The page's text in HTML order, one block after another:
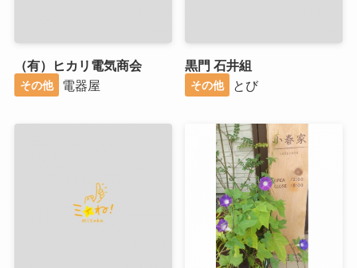
（有）ヒカリ電気商会
その他 電器屋
黒門 石井組
その他 とび